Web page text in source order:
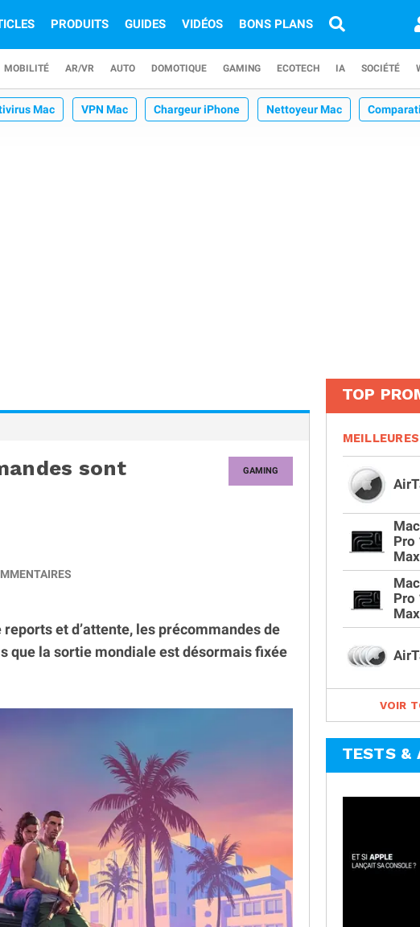
PRODUITS GUIDES VIDÉOS BONS PLANS
MOBILITÉ AR/VR AUTO DOMOTIQUE GAMING ECOTECH IA SOCIÉTÉ
Mac VPN Mac Chargeur iPhone Nettoyeur Mac
GAMING
sont
et d’attente, les précommandes de
que la sortie mondiale est désormais fixée
TOP
Pro
Max
Pro
Max
VOIR
TESTS &